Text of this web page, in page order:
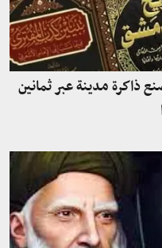
مدينة عبر ثمانين